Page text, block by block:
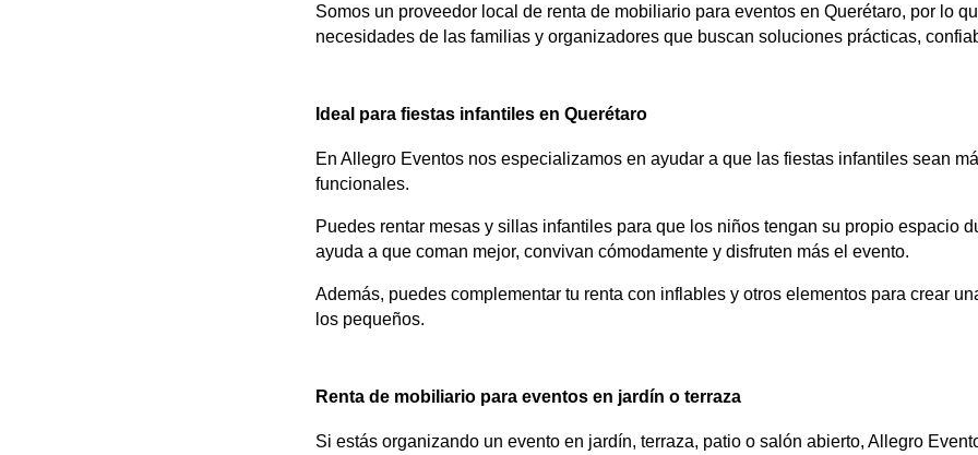
Somos un proveedor local de renta de mobiliario para eventos en Querétaro, por lo
necesidades de las familias y organizadores que buscan soluciones prácticas,
Ideal para fiestas infantiles en Querétaro
En Allegro Eventos nos especializamos en ayudar a que las fiestas infantiles sean
funcionales.
Puedes rentar mesas y sillas infantiles para que los niños tengan su propio espacio
ayuda a que coman mejor, convivan cómodamente y disfruten más el evento.
Además, puedes complementar tu renta con inflables y otros elementos para crear
los pequeños.
Renta de mobiliario para eventos en jardín o terraza
Si estás organizando un evento en jardín, terraza, patio o salón abierto, Allegro